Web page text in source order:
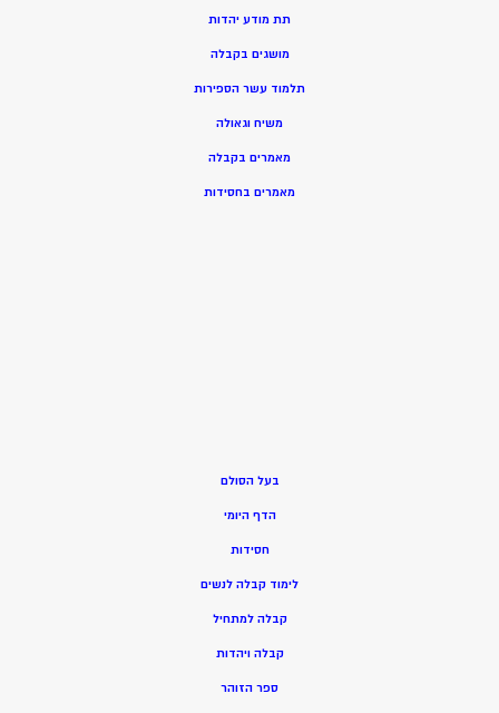
תת מודע יהדות
מושגים בקבלה
תלמוד עשר הספירות
משיח וגאולה
מאמרים בקבלה
מאמרים בחסידות
בעל הסולם
הדף היומי
חסידות
לימוד קבלה לנשים
קבלה למתחיל
קבלה ויהדות
ספר הזוהר